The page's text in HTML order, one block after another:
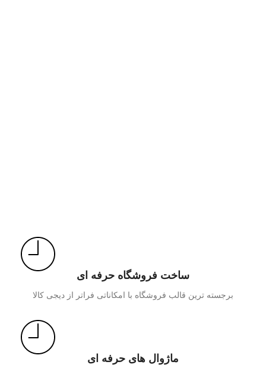
ساخت فروشگاه حرفه ای
برجسته ترین قالب فروشگاه با امکاناتی فراتر از دیجی کالا
ماژوال های حرفه ای